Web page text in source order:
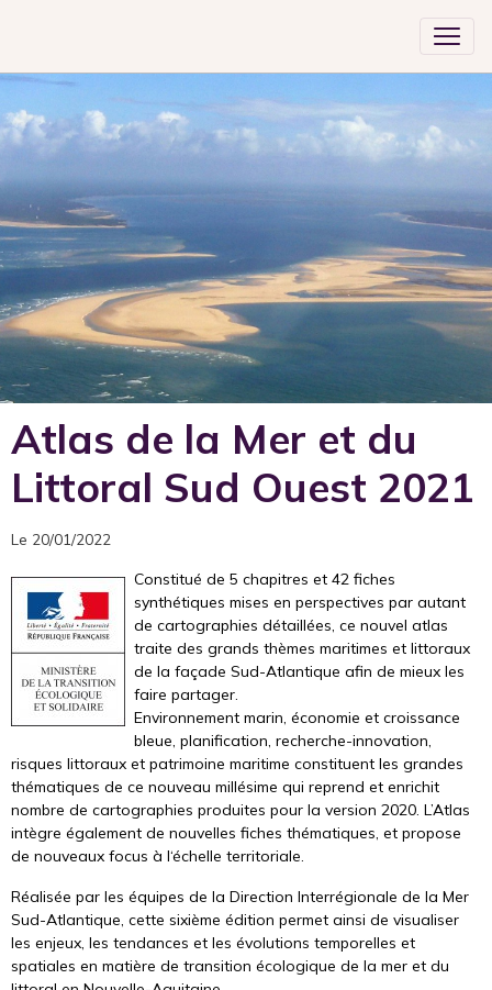
Atlas de la Mer et du
Littoral Sud Ouest 2021
Le 20/01/2022
Constitué de 5 chapitres et 42 fiches
synthétiques mises en perspectives par autant
de cartographies détaillées, ce nouvel atlas
traite des grands thèmes maritimes et littoraux
de la façade Sud-Atlantique afin de mieux les
faire partager.
Environnement marin, économie et croissance
bleue, planification, recherche-innovation,
risques littoraux et patrimoine maritime constituent les grandes
thématiques de ce nouveau millésime qui reprend et enrichit
nombre de cartographies produites pour la version 2020. L’Atlas
intègre également de nouvelles fiches thématiques, et propose
de nouveaux focus à l‘échelle territoriale.
Réalisée par les équipes de la Direction Interrégionale de la Mer
Sud-Atlantique, cette sixième édition permet ainsi de visualiser
les enjeux, les tendances et les évolutions temporelles et
spatiales en matière de transition écologique de la mer et du